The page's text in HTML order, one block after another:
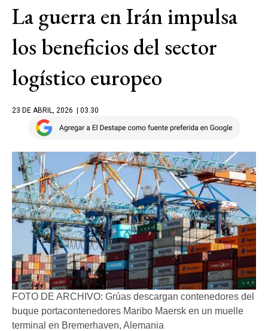
La guerra en Irán impulsa
los beneficios del sector
logístico europeo
23 DE ABRIL, 2026 | 03.30
FOTO DE ARCHIVO: Grúas descargan contenedores del
buque portacontenedores Maribo Maersk en un muelle
terminal en Bremerhaven, Alemania